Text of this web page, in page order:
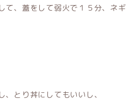
て、蓋をして弱火で１５分、ネギ
、とり丼にしてもいいし、